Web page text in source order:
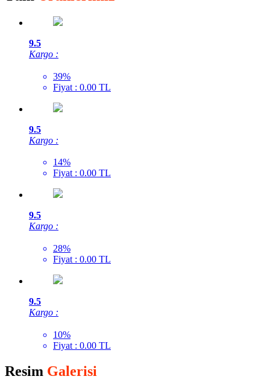
9.5
Kargo :
39%
Fiyat : 0.00 TL
9.5
Kargo :
14%
Fiyat : 0.00 TL
9.5
Kargo :
28%
Fiyat : 0.00 TL
9.5
Kargo :
10%
Fiyat : 0.00 TL
Resim Galerisi